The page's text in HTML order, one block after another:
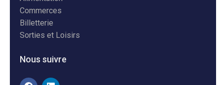
Commerces
Billetterie
Sorties et Loisirs
Nous suivre